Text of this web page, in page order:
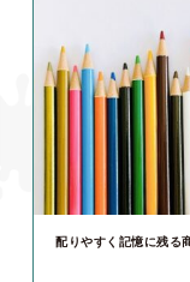
配りやすく記憶に残る